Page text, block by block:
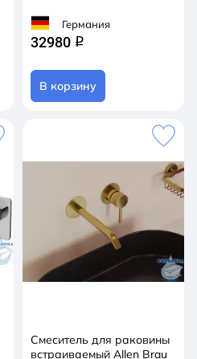
Германия
32980 q
В корзину
Смеситель для раковины
встраиваемый Allen Brau